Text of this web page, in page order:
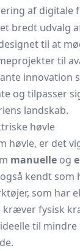
af digitale
bredt udvalg
til at
til
innovation
og tilpasser
landskab.
høvle
høvle, er det
manuelle og
kendt som
som har
kræver fysisk
til